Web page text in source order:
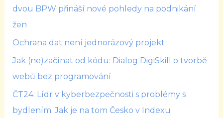
dvou BPW přináší nové pohledy na podnikání
žen
Ochrana dat není jednorázový projekt
Jak (ne)začínat od kódu: Dialog DigiSkill o tvorbě
webů bez programování
ČT24: Lídr v kyberbezpečnosti s problémy s
bydlením. Jak je na tom Česko v Indexu